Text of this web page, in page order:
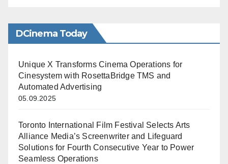
DCinema Today
Unique X Transforms Cinema Operations for
Cinesystem with RosettaBridge TMS and
Automated Advertising
05.09.2025
Toronto International Film Festival Selects Arts
Alliance Media’s Screenwriter and Lifeguard
Solutions for Fourth Consecutive Year to Power
Seamless Operations